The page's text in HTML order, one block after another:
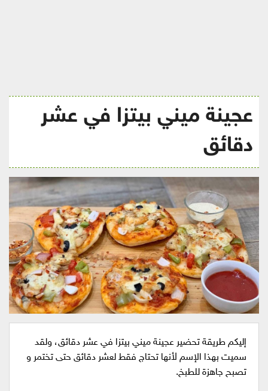
عجينة ميني بيتزا في عشر
دقائق
إليكم طريقة تحضير عجينة ميني بيتزا في عشر دقائق، ولقد
سميت بهذا الإسم لأنها تحتاج فقط لعشر دقائق حتى تختمر و
تصبح جاهزة للطبخ.